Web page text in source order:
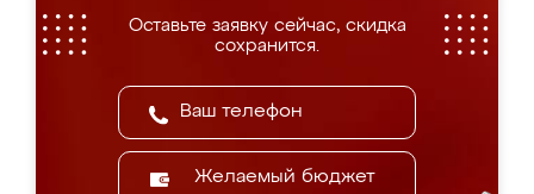
Оставьте заявку сейчас, скидка
сохранится.
Желаемый бюджет